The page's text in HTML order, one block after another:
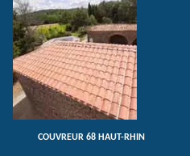
COUVREUR 68 HAUT-RHIN